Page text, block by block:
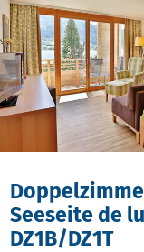
Seeseite de
DZ1B/DZ1T